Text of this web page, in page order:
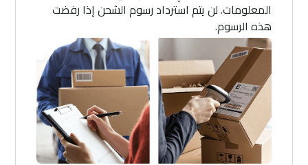
المعلومات. لن يتم استرداد رسوم الشحن إذا رفضت
هذه الرسوم.